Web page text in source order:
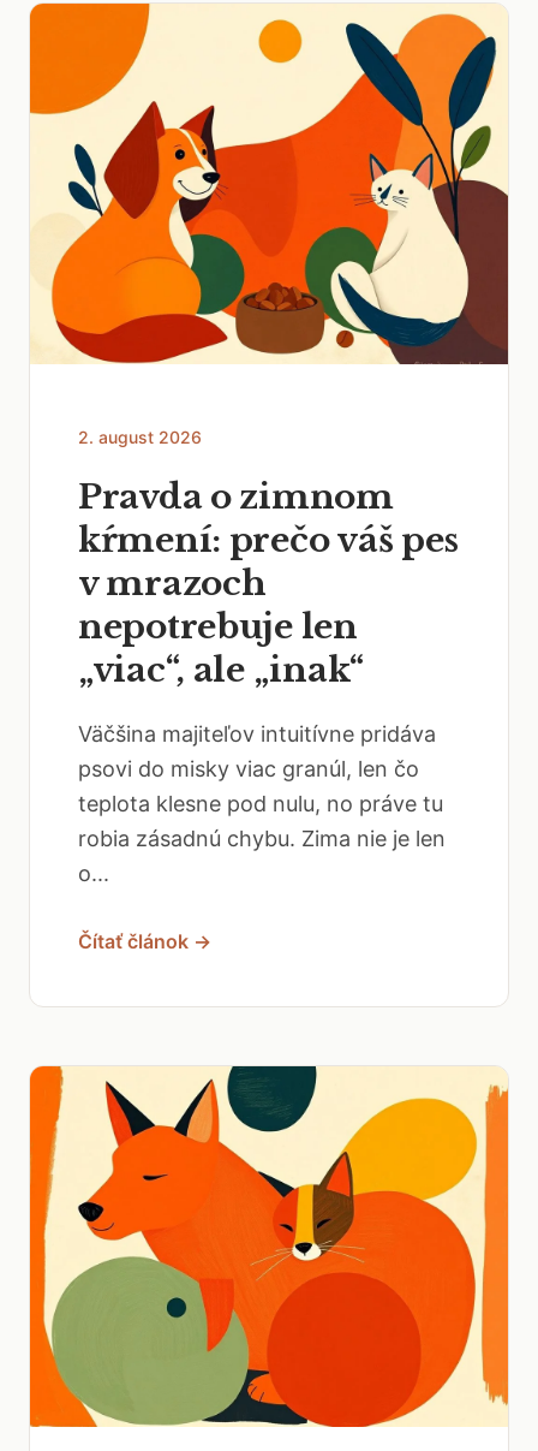
2. august 2026
Pravda o zimnom
kŕmení: prečo váš pes
v mrazoch
nepotrebuje len
„viac“, ale „inak“
Väčšina majiteľov intuitívne pridáva
psovi do misky viac granúl, len čo
teplota klesne pod nulu, no práve tu
robia zásadnú chybu. Zima nie je len
o...
Čítať článok →